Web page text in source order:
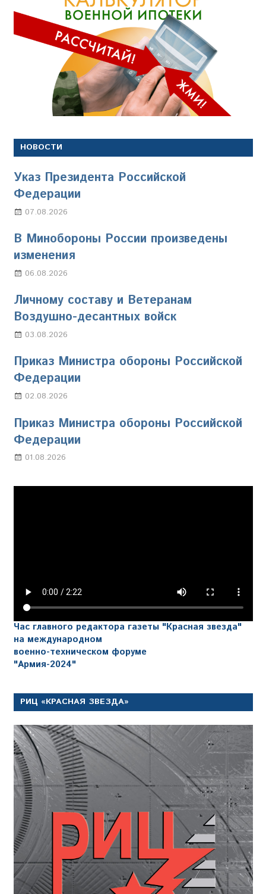
НОВОСТИ
Указ Президента Российской
Федерации
07.08.2026
В Минобороны России произведены
изменения
06.08.2026
Личному составу и Ветеранам
Воздушно-десантных войск
03.08.2026
Приказ Министра обороны Российской
Федерации
02.08.2026
Приказ Министра обороны Российской
Федерации
01.08.2026
Час главного редактора газеты "Красная звезда"
на международном
военно-техническом форуме
"Армия-2024"
РИЦ «КРАСНАЯ ЗВЕЗДА»